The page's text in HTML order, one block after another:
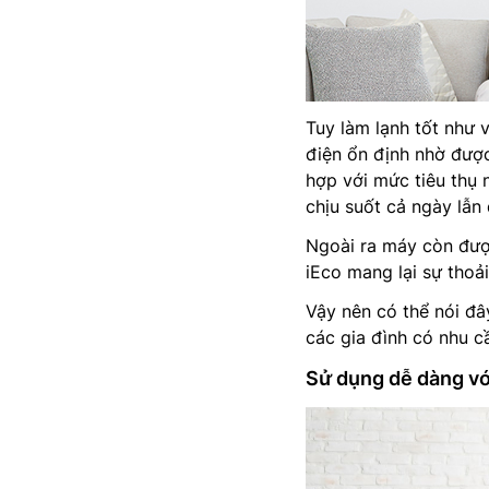
Tuy làm lạnh tốt như
điện ổn định nhờ
hợp với mức tiêu thụ
chịu suốt cả ngày lẫn
Ngoài ra máy còn
iEco mang lại sự
Vậy nên có thể nói
các gia đình có nhu
Sử dụng dễ dàng